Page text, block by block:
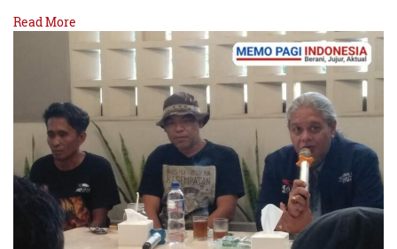
Read More